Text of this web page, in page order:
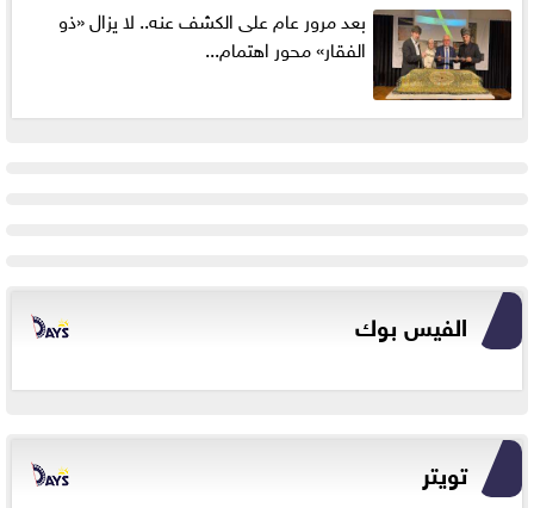
بعد مرور عام على الكشف عنه.. لا يزال «ذو
الفقار» محور اهتمام...
الفيس بوك
تويتر